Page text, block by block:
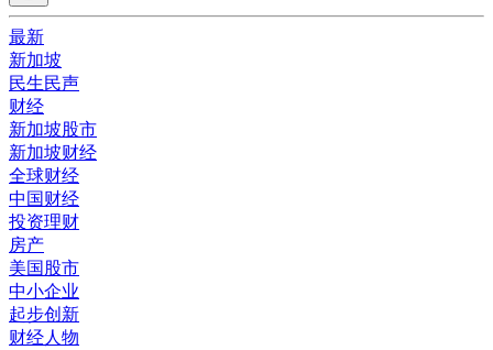
最新
新加坡
民生民声
财经
新加坡股市
新加坡财经
全球财经
中国财经
投资理财
房产
美国股市
中小企业
起步创新
财经人物